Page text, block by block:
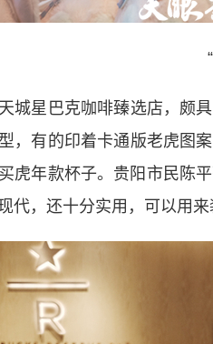
星巴克咖啡臻选店，颇具
，有的印着卡通版老虎图
虎年款杯子。贵阳市民陈
代，还十分实用，可以用